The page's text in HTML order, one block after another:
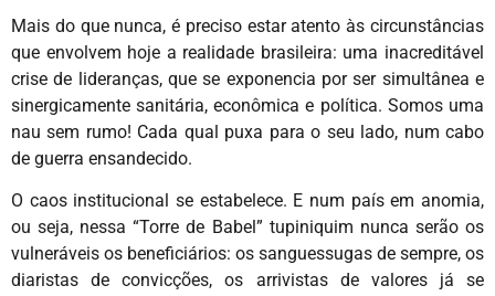
Mais do que nunca, é preciso estar atento às circunstâncias
que envolvem hoje a realidade brasileira: uma inacreditável
crise de lideranças, que se exponencia por ser simultânea e
sinergicamente sanitária, econômica e política. Somos uma
nau sem rumo! Cada qual puxa para o seu lado, num cabo
de guerra ensandecido.
O caos institucional se estabelece. E num país em anomia,
ou seja, nessa “Torre de Babel” tupiniquim nunca serão os
vulneráveis os beneficiários: os sanguessugas de sempre, os
diaristas de convicções, os arrivistas de valores já se